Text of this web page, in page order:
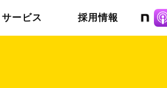
サービス 採用情報